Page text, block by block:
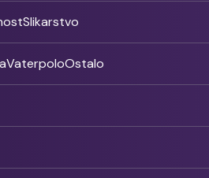
Slikarstvo
VaterpoloOstalo